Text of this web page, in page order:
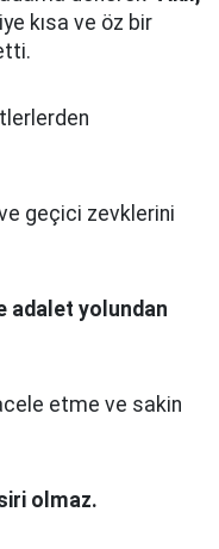
kısa ve öz bir
geçici zevklerini
adalet yolundan
etme ve sakin
olmaz.